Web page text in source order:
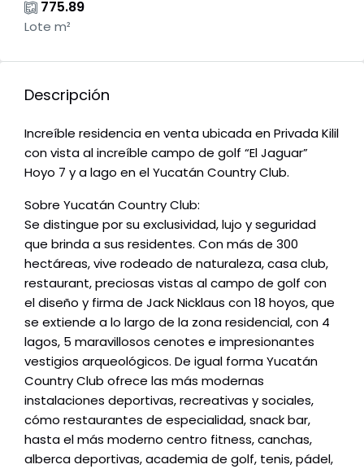
775.89
Lote m²
Descripción
Increíble residencia en venta ubicada en Privada Kilil
con vista al increíble campo de golf “El Jaguar”
Hoyo 7 y a lago en el Yucatán Country Club.
Sobre Yucatán Country Club:
Se distingue por su exclusividad, lujo y seguridad
que brinda a sus residentes. Con más de 300
hectáreas, vive rodeado de naturaleza, casa club,
restaurant, preciosas vistas al campo de golf con
el diseño y firma de Jack Nicklaus con 18 hoyos, que
se extiende a lo largo de la zona residencial, con 4
lagos, 5 maravillosos cenotes e impresionantes
vestigios arqueológicos. De igual forma Yucatán
Country Club ofrece las más modernas
instalaciones deportivas, recreativas y sociales,
cómo restaurantes de especialidad, snack bar,
hasta el más moderno centro fitness, canchas,
alberca deportivas, academia de golf, tenis, pádel,